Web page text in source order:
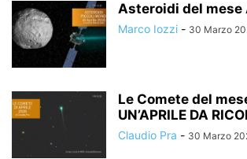
Asteroidi del
Marco Iozzi - 30 Marzo
Le Comete del
UN’APRILE DA
Claudio Pra - 30 Marzo